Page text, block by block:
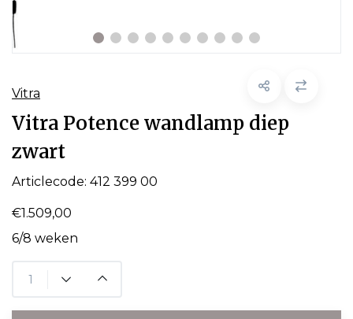
Vitra
Vitra Potence wandlamp diep
zwart
Articlecode: 412 399 00
€1.509,00
6/8 weken